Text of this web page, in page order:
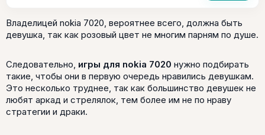
Владелицей nokia 7020, вероятнее всего, должна быть
девушка, так как розовый цвет не многим парням по душе.
Следовательно, игры для nokia 7020 нужно подбирать
такие, чтобы они в первую очередь нравились девушкам.
Это несколько труднее, так как большинство девушек не
любят аркад и стрелялок, тем более им не по нраву
стратегии и драки.